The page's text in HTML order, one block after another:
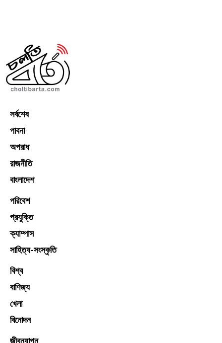
সর্বশেষ
পাবনা
অপরাধ
রাজনীতি
বাংলাদেশ
পরিবেশ
প্রযুক্তি
ক্যাম্পাস
সাহিত্য-সংস্কৃতি
বিশ্ব
বাণিজ্য
খেলা
বিনোদন
জীবনযাপন